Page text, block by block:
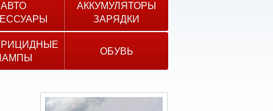
АВТО
АККУМУЛЯТОРЫ
ЗАРЯДКИ
ОБУВЬ